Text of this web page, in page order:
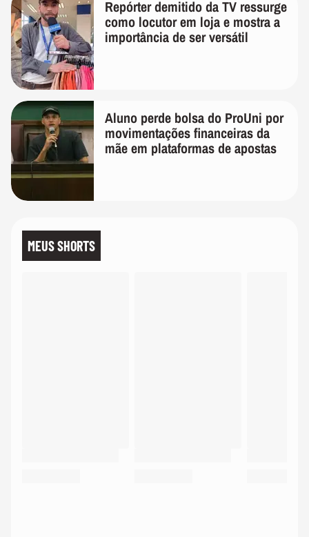
Repórter demitido da TV ressurge
como locutor em loja e mostra a
importância de ser versátil
Aluno perde bolsa do ProUni por
movimentações financeiras da
mãe em plataformas de apostas
MEUS SHORTS